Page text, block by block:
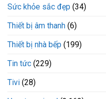
Sức khỏe sắc đẹp (34)
Thiết bị âm thanh (6)
Thiết bị nhà bếp (199)
Tin tức (229)
Tivi (28)